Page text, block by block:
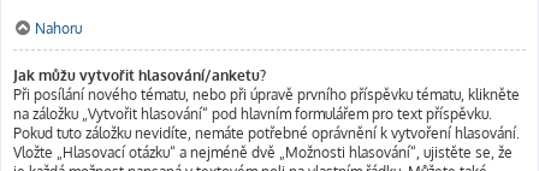
Nahoru
Jak můžu vytvořit hlasování/anketu?
Při posílání nového tématu, nebo při úpravě prvního příspěvku tématu, klikněte
na záložku „Vytvořit hlasování“ pod hlavním formulářem pro text příspěvku.
Pokud tuto záložku nevidíte, nemáte potřebné oprávnění k vytvoření hlasování.
Vložte „Hlasovací otázku“ a nejméně dvě „Možnosti hlasování“, ujistěte se, že